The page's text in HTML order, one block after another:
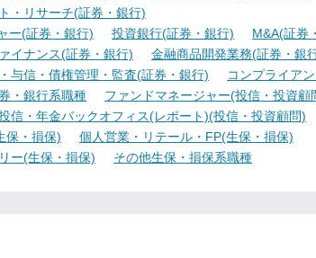
・リサーチ(証券・銀行)
ー(証券・銀行)
投資銀行(証券・銀行)
M&A(証券
イナンス(証券・銀行)
金融商品開発業務(証券・銀
与信・債権管理・監査(証券・銀行)
コンプライア
・銀行系職種
ファンドマネージャー(投信・投資顧
信・年金バックオフィス(レポート)(投信・投資顧問)
保・損保)
個人営業・リテール・FP(生保・損保)
ー(生保・損保) その他生保・損保系職種